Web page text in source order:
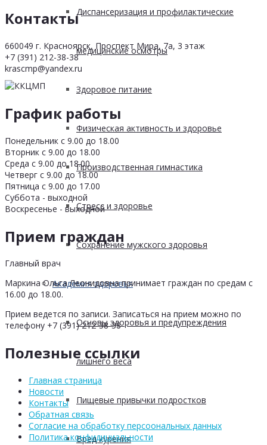
Диспансеризация и профилактические
медицинские осмотры
Здоровое питание
Физическая активность и здоровье
Производственная гимнастика
Стресс и здоровье
Сохранение мужского здоровья
Академия здоровья
Основы здоровья и предупреждения
лишнего веса
Пищевые привычки подростков
Вред курения
Контакты
660049 г. Красноярск, Проспект Мира, 7а, 3 этаж
+7 (391) 212-38-38
krascmp@yandex.ru
График работы
Понедельник с 9.00 до 18.00
Вторник с 9.00 до 18.00
Среда с 9.00 до 18.00
Четверг с 9.00 до 18.00
Пятница с 9.00 до 17.00
Суббота - выходной
Воскресенье - выходной
Прием граждан
Главный врач
Маркина Ольга Леонидовна принимает граждан по средам с
16.00 до 18.00.
Прием ведется по записи. Записаться на прием можно по
телефону +7 (391) 212-38-38
Полезные ссылки
Главная страница
Новости
Контакты
Обратная связь
Согласие на обработку персоональных данных
Политика конфидициальности